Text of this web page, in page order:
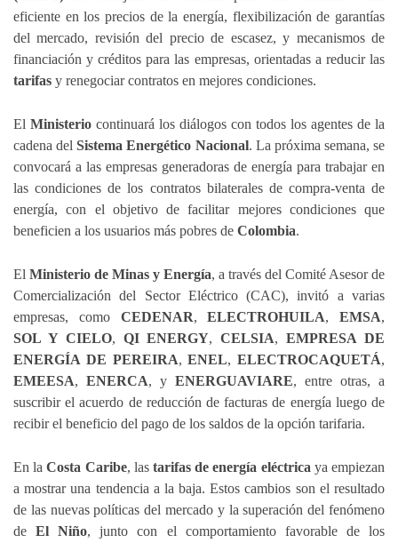
eficiente en los precios de la energía, flexibilización de garantías
del mercado, revisión del precio de escasez, y mecanismos de
financiación y créditos para las empresas, orientadas a reducir las
tarifas y renegociar contratos en mejores condiciones.
El Ministerio continuará los diálogos con todos los agentes de la
cadena delSistema Energético Nacional. La próxima semana, se
convocará a las empresas generadoras de energía para trabajar en
las condiciones de los contratos bilaterales de compra-venta de
energía, con el objetivo de facilitar mejores condiciones que
beneficien a los usuarios más pobres de Colombia.
El Ministerio de Minas y Energía, a través del Comité Asesor de
Comercialización del Sector Eléctrico (CAC), invitó a varias
empresas, como CEDENAR,ELECTROHUILA, EMSA,
SOL Y CIELO, QI ENERGY,CELSIA,EMPRESA DE
ENERGÍA DE PEREIRA,ENEL, ELECTROCAQUETÁ,
EMEESA, ENERCA, y ENERGUAVIARE, entre otras, a
suscribir el acuerdo de reducción de facturas de energía luego de
recibir el beneficio del pago de los saldos de la opción tarifaria.
En laCosta Caribe, lastarifas de energía eléctrica ya empiezan
a mostrar una tendencia a la baja. Estos cambios son el resultado
de las nuevas políticas del mercado y la superación del fenómeno
deEl Niño, junto con el comportamiento favorable de los